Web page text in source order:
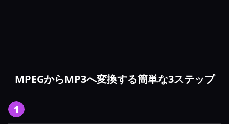
MPEGからMP3へ変換する簡単な3ステップ